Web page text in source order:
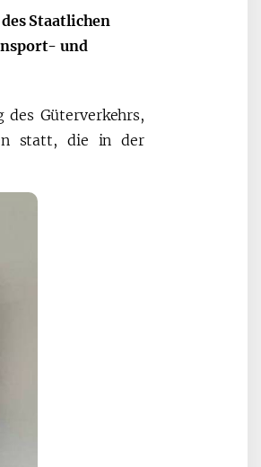
ва
Staatlichen
und
des Güterverkehrs,
statt, die in der